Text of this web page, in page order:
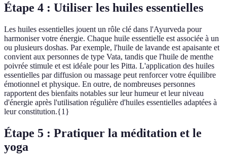
Étape 4 : Utiliser les huiles essentielles
Les huiles essentielles jouent un rôle clé dans l'Ayurveda pour
harmoniser votre énergie. Chaque huile essentielle est associée à un
ou plusieurs doshas. Par exemple, l'huile de lavande est apaisante et
convient aux personnes de type Vata, tandis que l'huile de menthe
poivrée stimule et est idéale pour les Pitta. L'application des huiles
essentielles par diffusion ou massage peut renforcer votre équilibre
émotionnel et physique. En outre, de nombreuses personnes
rapportent des bienfaits notables sur leur humeur et leur niveau
d'énergie après l'utilisation régulière d'huiles essentielles adaptées à
leur constitution.{1}
Étape 5 : Pratiquer la méditation et le
yoga